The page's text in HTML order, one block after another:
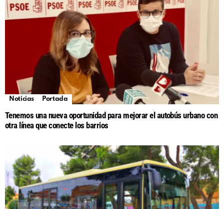
Noticias Portada
Tenemos una nueva oportunidad para mejorar el autobús urbano con
otra línea que conecte los barrios